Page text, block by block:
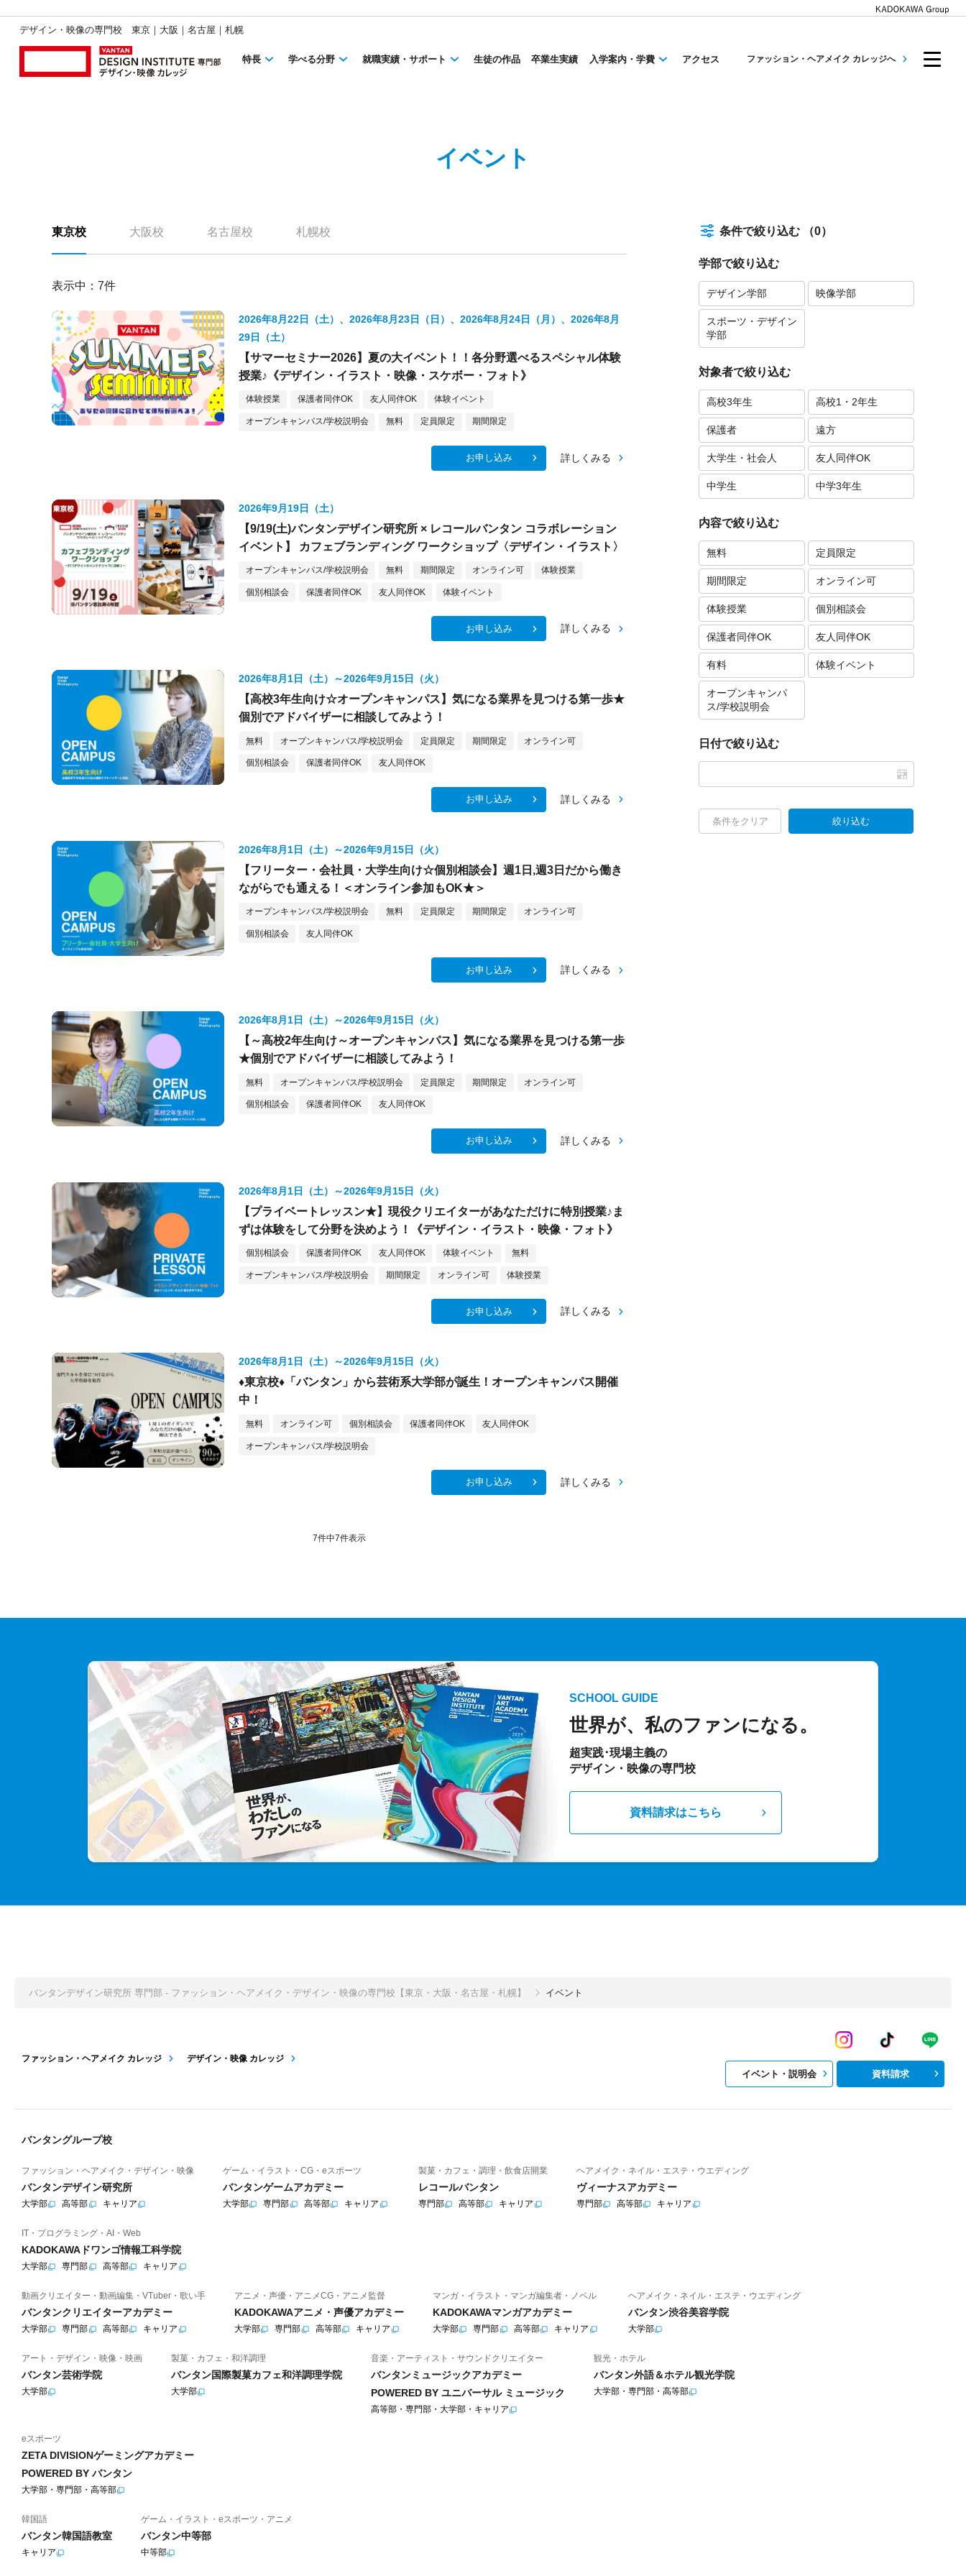
デザイン・映像の専門校 東京｜大阪｜名古屋｜札幌
特長 学べる分野 就職実績・サポート 生徒の作品 卒業生実績 入学案内・学費 アクセス ファッション・ヘアメイク カレッジへ
イベント
東京校 大阪校 名古屋校 札幌校
表示中： 7件
2026年8月22日（土）、2026年8月23日（日）、2026年8月24日（月）、2026年8月
29日（土）
【サマーセミナー2026】夏の大イベント！！各分野選べるスペシャル体験
授業♪《デザイン・イラスト・映像・スケボー・フォト》
体験授業 保護者同伴OK 友人同伴OK 体験イベント
オープンキャンパス/学校説明会 無料 定員限定 期間限定
お申し込み 詳しくみる
2026年9月19日（土）
【9/19(土)バンタンデザイン研究所 × レコールバンタン コラボレーション
イベント】 カフェブランディング ワークショップ〈デザイン・イラスト〉
オープンキャンパス/学校説明会 無料 期間限定 オンライン可 体験授業
個別相談会 保護者同伴OK 友人同伴OK 体験イベント
お申し込み 詳しくみる
2026年8月1日（土）～2026年9月15日（火）
【高校3年生向け☆オープンキャンパス】気になる業界を見つける第一歩★
個別でアドバイザーに相談してみよう！
無料 オープンキャンパス/学校説明会 定員限定 期間限定 オンライン可
個別相談会 保護者同伴OK 友人同伴OK
お申し込み 詳しくみる
2026年8月1日（土）～2026年9月15日（火）
【フリーター・会社員・大学生向け☆個別相談会】週1日,週3日だから働き
ながらでも通える！＜オンライン参加もOK★＞
オープンキャンパス/学校説明会 無料 定員限定 期間限定 オンライン可
個別相談会 友人同伴OK
お申し込み 詳しくみる
2026年8月1日（土）～2026年9月15日（火）
【～高校2年生向け～オープンキャンパス】気になる業界を見つける第一歩
★個別でアドバイザーに相談してみよう！
無料 オープンキャンパス/学校説明会 定員限定 期間限定 オンライン可
個別相談会 保護者同伴OK 友人同伴OK
お申し込み 詳しくみる
2026年8月1日（土）～2026年9月15日（火）
【プライベートレッスン★】現役クリエイターがあなただけに特別授業♪ま
ずは体験をして分野を決めよう！《デザイン・イラスト・映像・フォト》
個別相談会 保護者同伴OK 友人同伴OK 体験イベント 無料
オープンキャンパス/学校説明会 期間限定 オンライン可 体験授業
お申し込み 詳しくみる
2026年8月1日（土）～2026年9月15日（火）
♦東京校♦「バンタン」から芸術系大学部が誕生！オープンキャンパス開催
中！
無料 オンライン可 個別相談会 保護者同伴OK 友人同伴OK
オープンキャンパス/学校説明会
お申し込み 詳しくみる
7件中7件表示
条件で絞り込む （0）
学部で絞り込む
デザイン学部 映像学部
スポーツ・デザイン
学部
対象者で絞り込む
高校3年生 高校1・2年生
保護者 遠方
大学生・社会人 友人同伴OK
中学生 中学3年生
内容で絞り込む
無料 定員限定
期間限定 オンライン可
体験授業 個別相談会
保護者同伴OK 友人同伴OK
有料 体験イベント
オープンキャンパ
ス/学校説明会
日付で絞り込む
条件をクリア 絞り込む
SCHOOL GUIDE
世界が、私のファンになる。
超実践･現場主義の
デザイン・映像の専門校
資料請求はこちら
バンタンデザイン研究所 専門部 - ファッション・ヘアメイク・デザイン・映像の専門校【東京・大阪・名古屋・札幌】 イベント
ファッション・ヘアメイク カレッジ デザイン・映像 カレッジ
イベント・説明会 資料請求
バンタングループ校
ファッション・ヘアメイク・デザイン・映像
バンタンデザイン研究所
大学部 高等部 キャリア
ゲーム・イラスト・CG・eスポーツ
バンタンゲームアカデミー
大学部 専門部 高等部 キャリア
製菓・カフェ・調理・飲食店開業
レコールバンタン
専門部 高等部 キャリア
ヘアメイク・ネイル・エステ・ウエディング
ヴィーナスアカデミー
専門部 高等部 キャリア
IT・プログラミング・AI・Web
KADOKAWAドワンゴ情報工科学院
大学部 専門部 高等部 キャリア
動画クリエイター・動画編集・VTuber・歌い手
バンタンクリエイターアカデミー
大学部 専門部 高等部 キャリア
アニメ・声優・アニメCG・アニメ監督
KADOKAWAアニメ・声優アカデミー
大学部 専門部 高等部 キャリア
マンガ・イラスト・マンガ編集者・ノベル
KADOKAWAマンガアカデミー
大学部 専門部 高等部 キャリア
ヘアメイク・ネイル・エステ・ウエディング
バンタン渋谷美容学院
大学部
アート・デザイン・映像・映画
バンタン芸術学院
大学部
製菓・カフェ・和洋調理
バンタン国際製菓カフェ和洋調理学院
大学部
音楽・アーティスト・サウンドクリエイター
バンタンミュージックアカデミー
POWERED BY ユニバーサル ミュージック
高等部・専門部・大学部・キャリア
観光・ホテル
バンタン外語＆ホテル観光学院
大学部・専門部・高等部
eスポーツ
ZETA DIVISIONゲーミングアカデミー
POWERED BY バンタン
大学部・専門部・高等部
韓国語
バンタン韓国語教室
キャリア
ゲーム・イラスト・eスポーツ・アニメ
バンタン中等部
中等部